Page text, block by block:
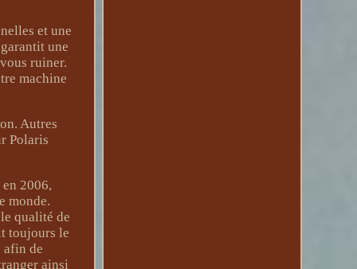
et une
une
ruiner.
machine
Autres
Polaris
2006,
monde.
qualité de
toujours le
afin de
ainsi